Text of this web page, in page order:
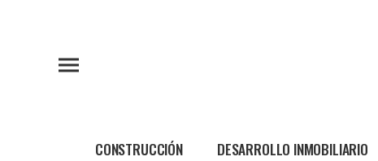
CONSTRUCCIÓN DESARROLLO INMOBILIARIO